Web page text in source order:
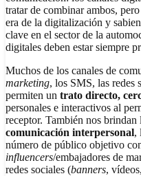
tratar de combinar ambos,
era de la digitalización y
clave en el sector de la
digitales deben estar siempre
Muchos de los canales de
marketing, los SMS, las redes
permiten un trato directo,
personales e interactivos al
receptor. También nos
comunicación interpersonal,
número de público objetivo
influencers/embajadores de
redes sociales (banners,